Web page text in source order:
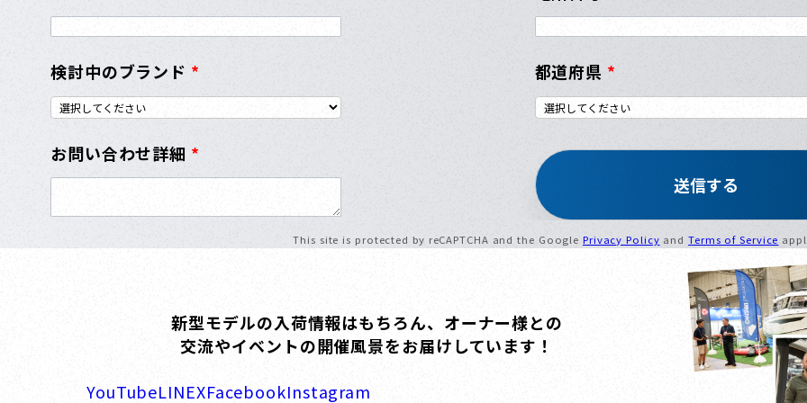
検討中のブランド * 都道府県 *
お問い合わせ詳細 *
This site is protected by reCAPTCHA and the GooglePrivacy Policy andTerms of Service
新型モデルの入荷情報はもちろん、 オーナー様との
交流やイベントの開催風景をお届けしています！
YouTubeLINEXFacebookInstagram